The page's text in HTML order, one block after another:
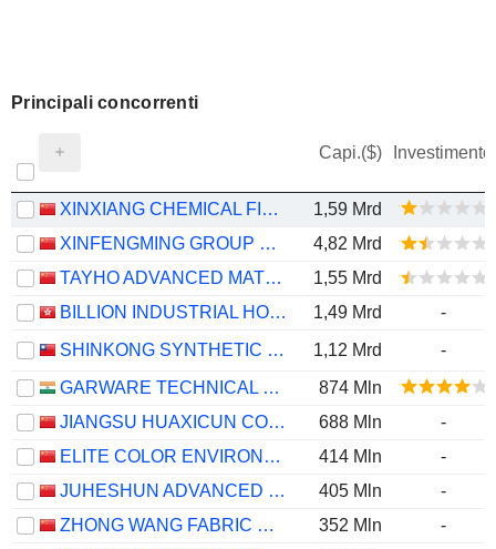
Principali concorrenti
Capi.($) Investimento
XINXIANG CHEMICAL FIBER CO., LTD.
1,59 Mrd
XINFENGMING GROUP CO., LTD.
4,82 Mrd
TAYHO ADVANCED MATERIALS GROUP CO., LTD.
1,55 Mrd
BILLION INDUSTRIAL HOLDINGS LIMITED
1,49 Mrd
-
SHINKONG SYNTHETIC FIBERS CORPORATION
1,12 Mrd
-
GARWARE TECHNICAL FIBRES LIMITED
874 Mln
JIANGSU HUAXICUN CO.,LTD.
688 Mln
-
ELITE COLOR ENVIRONMENTAL RESOURCES SCIENCE & TECHNOLOGY CO., LTD.
414 Mln
-
JUHESHUN ADVANCED MATERIAL CO., LTD.
405 Mln
-
ZHONG WANG FABRIC CO.,LTD.
352 Mln
-